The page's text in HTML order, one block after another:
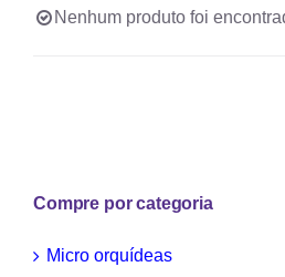
Nenhum produto foi
Compre por categoria
Micro orquídeas